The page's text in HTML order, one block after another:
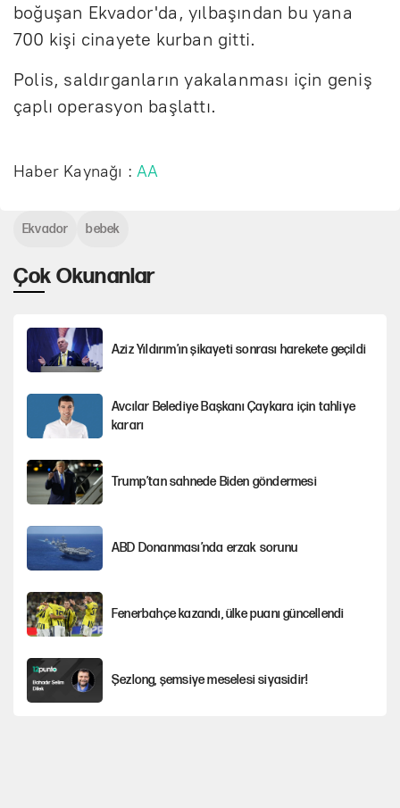
boğuşan Ekvador'da, yılbaşından bu yana
700 kişi cinayete kurban gitti.
Polis, saldırganların yakalanması için geniş
çaplı operasyon başlattı.
Haber Kaynağı :AA
Çok Okunanlar
Aziz Yıldırım’ın şikayeti sonrası harekete geçildi
Avcılar Belediye Başkanı Çaykara için tahliye
kararı
Trump’tan sahnede Biden göndermesi
ABD Donanması’nda erzak sorunu
Fenerbahçe kazandı, ülke puanı güncellendi
Şezlong, şemsiye meselesi siyasidir!
Ekvador bebek